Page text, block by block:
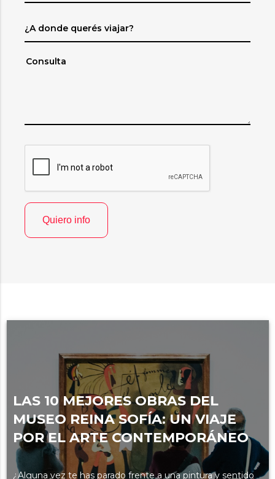
LAS 10 MEJORES OBRAS DEL
MUSEO REINA SOFÍA: UN VIAJE
POR EL ARTE CONTEMPORÁNEO
¿Alguna vez te has parado frente a una pintura y sentido